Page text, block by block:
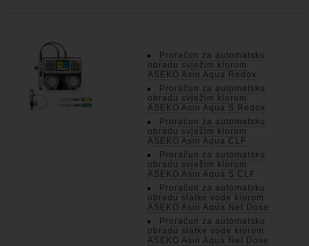
Proračun za automatsku
obradu svježim klorom
ASEKO Asin Aqua Redox
Proračun za automatsku
obradu svježim klorom
ASEKO Asin Aqua S Redox
Proračun za automatsku
obradu svježim klorom
ASEKO Asin Aqua CLF
Proračun za automatsku
obradu svježim klorom
ASEKO Asin Aqua S CLF
Proračun za automatsku
obradu slatke vode klorom
ASEKO Asin Aqua Net Dose
Proračun za automatsku
obradu slatke vode klorom
ASEKO Asin Aqua Net Dose